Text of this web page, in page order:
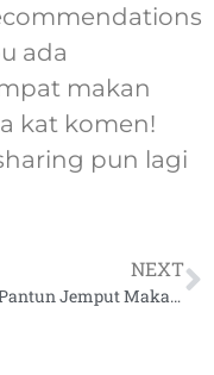
ada
makan
kat komen!
pun lagi
NEXT
5 Best Pantun Jemput Makan Yang Confirm Power – Impress Your Guests with These Creative Lines!